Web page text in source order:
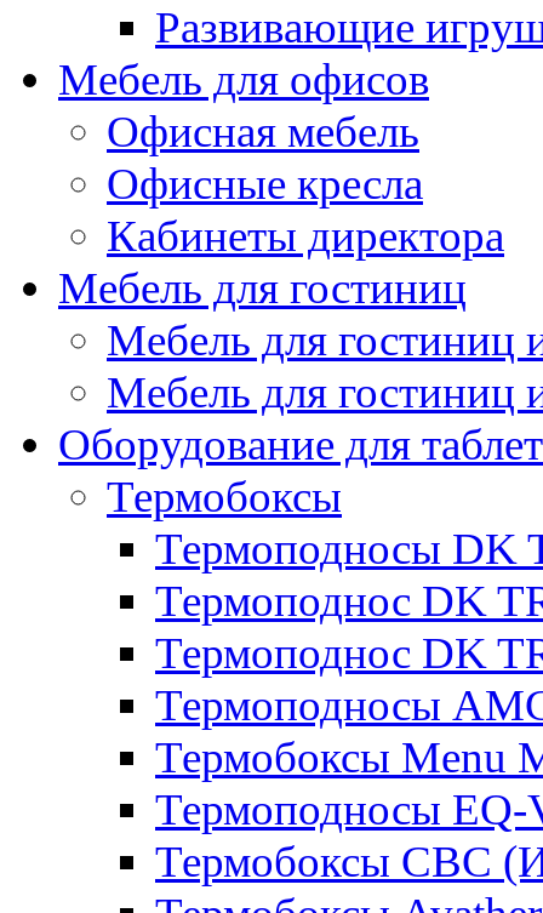
Развивающие
Мебель для офисов
Офисная мебель
Офисные кресла
Кабинеты директора
Мебель для гостиниц
Мебель для
Мебель для гостиниц
Оборудование для
Термобоксы
Термоподносы DK
Термоподнос DK
Термоподнос DK
Термоподносы
Термобоксы Menu
Термоподносы EQ-
Термобоксы CBC